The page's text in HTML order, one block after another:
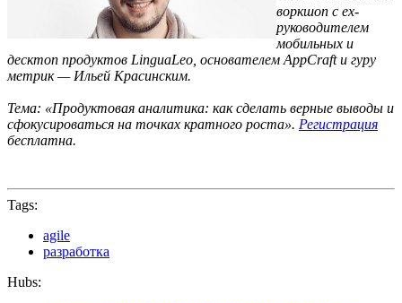
воркшоп с ex-
руководителем
мобильных и
десктоп продуктов LinguaLeo, основателем AppCraft и гуру
метрик — Ильей Красинским.
Тема: «Продуктовая аналитика: как сделать верные выводы и
сфокусироваться на точках кратного роста». Регистрация
бесплатна.
Tags:
agile
разработка
Hubs: